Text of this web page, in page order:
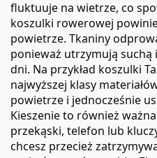
fluktuuje na wietrze, co
koszulki rowerowej
powietrze. Tkaniny
ponieważ utrzymują suchą
dni. Na przykład koszulki
najwyższej klasy
powietrze i jednocześnie
Kieszenie to również
przekąski, telefon lub
chcesz przecież